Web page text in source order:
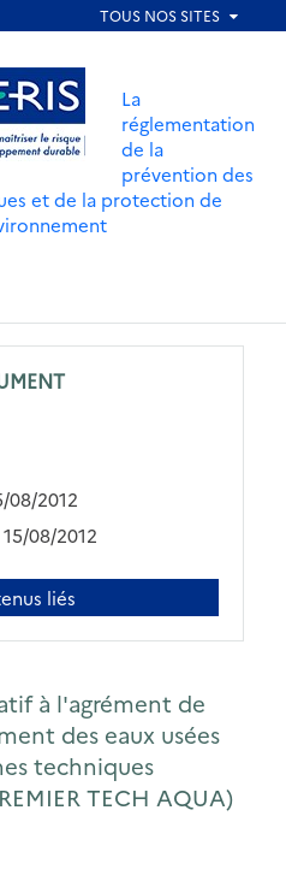
Aller au menu
La
réglementation
de la
prévention des
et de la protection de
08/2012
15/08/2012
liés
à l'agrément de
des eaux usées
techniques
TECH AQUA)